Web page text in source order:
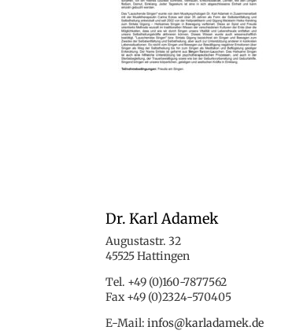
Dr. Karl Adamek
Augustastr. 32
45525 Hattingen
Tel. +49 (0)160-7877562
Fax +49 (0)2324-570405
E-Mail:infos@karladamek.de